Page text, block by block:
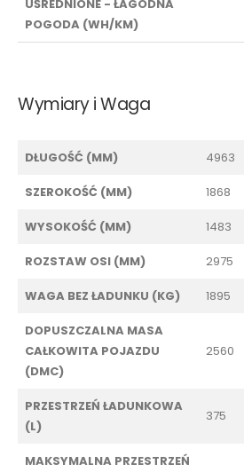
UŚREDNIONE - ŁAGODNA
POGODA (WH/KM)
Wymiary i Waga
DŁUGOŚĆ (MM) 4963
SZEROKOŚĆ (MM) 1868
WYSOKOŚĆ (MM) 1483
ROZSTAW OSI (MM) 2975
WAGA BEZ ŁADUNKU (KG) 1895
DOPUSZCZALNA MASA
CAŁKOWITA POJAZDU
(DMC)
2560
PRZESTRZEŃ ŁADUNKOWA
(L)
375
MAKSYMALNA PRZESTRZEŃ